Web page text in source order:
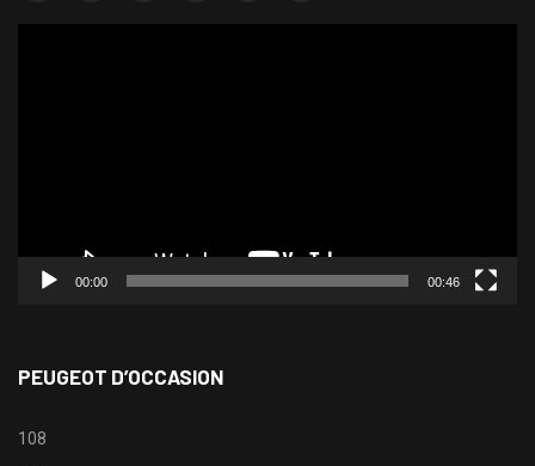
00:00 00:46
PEUGEOT D’OCCASION
108